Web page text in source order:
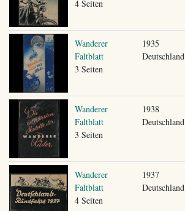
4 Seiten
Wanderer
Faltblatt
3 Seiten
1935
Deutschland
Wanderer
Faltblatt
3 Seiten
1938
Deutschland
Wanderer
Faltblatt
4 Seiten
1937
Deutschland